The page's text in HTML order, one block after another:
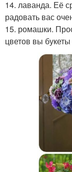
14. лаванда. Её
радовать вас
15. ромашки.
цветов вы